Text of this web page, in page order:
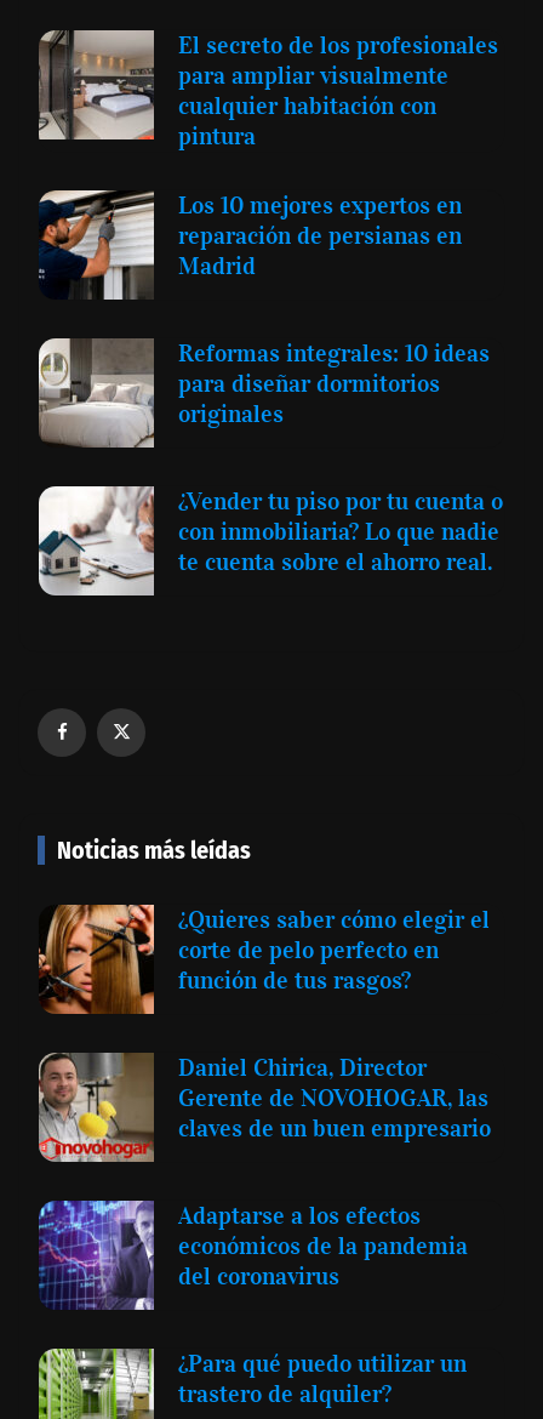
El secreto de los profesionales
para ampliar visualmente
cualquier habitación con
pintura
Los 10 mejores expertos en
reparación de persianas en
Madrid
Reformas integrales: 10 ideas
para diseñar dormitorios
originales
¿Vender tu piso por tu cuenta o
con inmobiliaria? Lo que nadie
te cuenta sobre el ahorro real.
Noticias más leídas
¿Quieres saber cómo elegir el
corte de pelo perfecto en
función de tus rasgos?
Daniel Chirica, Director
Gerente de NOVOHOGAR, las
claves de un buen empresario
Adaptarse a los efectos
económicos de la pandemia
del coronavirus
¿Para qué puedo utilizar un
trastero de alquiler?